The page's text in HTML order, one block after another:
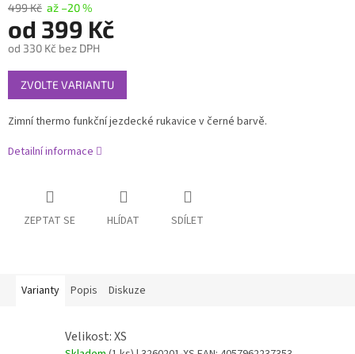
499 Kč až –20 %
od 399 Kč
od 330 Kč bez DPH
Měrná
cena:
ZVOLTE VARIANTU
Zimní thermo funkční jezdecké rukavice v černé barvě.
Detailní informace
ZEPTAT SE HLÍDAT SDÍLET
Varianty Popis Diskuze
Velikost: XS